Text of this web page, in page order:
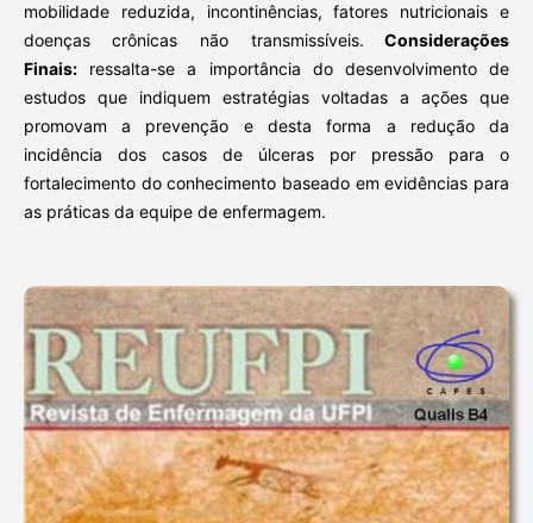
mobilidade reduzida, incontinências, fatores nutricionais e
doenças crônicas não transmissíveis. Considerações
Finais:ressalta-se a importância do desenvolvimento de
estudos que indiquem estratégias voltadas a ações que
promovam a prevenção e desta forma a redução da
incidência dos casos de úlceras por pressão para o
fortalecimento do conhecimento baseado em evidências para
as práticas da equipe de enfermagem.